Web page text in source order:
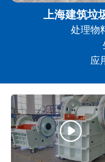
上海建筑垃
处理物
应